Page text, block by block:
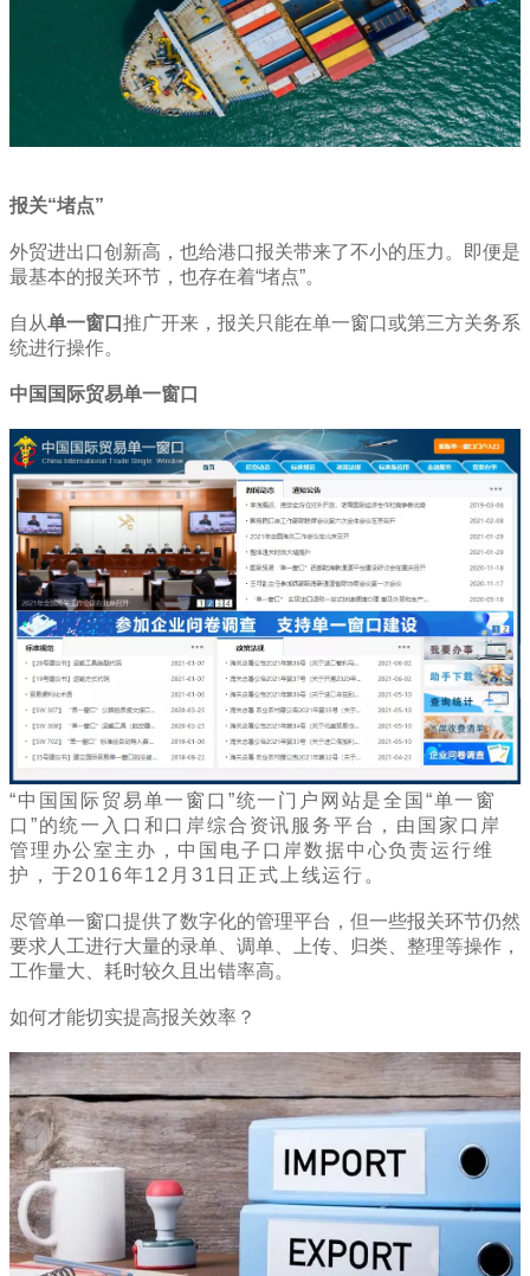
报关“堵点”
外贸进出口创新高，也给港口报关带来了不小的压力。即便是
最基本的报关环节，也存在着“堵点”。
自从单一窗口 推广开来，报关只能在单一窗口或第三方关务系
统进行操作。
中国国际贸易单一窗口
“中国国际贸易单一窗口”统一门户网站是全国“单一窗
口”的统一入口和口岸综合资讯服务平台，由国家口岸
管理办公室主办，中国电子口岸数据中心负责运行维
护，于2016年12月31日正式上线运行。
尽管单一窗口提供了数字化的管理平台，但一些报关环节仍然
要求人工进行大量的录单、调单、上传、归类、整理等操作，
工作量大、耗时较久且出错率高。
如何才能切实提高报关效率？